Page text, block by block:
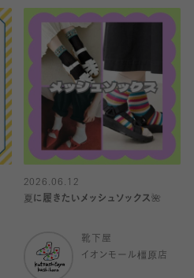
2026.06.12
夏に履きたいメッシュソックス🌺
靴下屋
イオンモール橿原店